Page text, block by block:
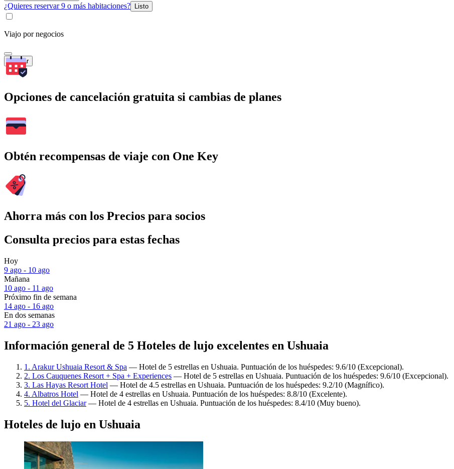
¿Quieres reservar 9 o más habitaciones? Listo
Viajo por negocios
Buscar
Opciones de cancelación gratuita si cambias de planes
Obtén recompensas de viaje con One Key
Ahorra más con los Precios para socios
Consulta precios para estas fechas
Hoy
9 ago - 10 ago
Mañana
10 ago - 11 ago
Próximo fin de semana
14 ago - 16 ago
En dos semanas
21 ago - 23 ago
Información general de 5 Hoteles de lujo excelentes en Ushuaia
1. Arakur Ushuaia Resort & Spa — Hotel de 5 estrellas en Ushuaia. Puntuación de los huéspedes: 9.6/10 (Excepcional).
2. Los Cauquenes Resort + Spa + Experiences — Hotel de 5 estrellas en Ushuaia. Puntuación de los huéspedes: 9.6/10 (Excepcional).
3. Las Hayas Resort Hotel — Hotel de 4.5 estrellas en Ushuaia. Puntuación de los huéspedes: 9.2/10 (Magnífico).
4. Albatros Hotel — Hotel de 4 estrellas en Ushuaia. Puntuación de los huéspedes: 8.8/10 (Excelente).
5. Hotel del Glaciar— Hotel de 4 estrellas en Ushuaia. Puntuación de los huéspedes: 8.4/10 (Muy bueno).
Hoteles de lujo en Ushuaia